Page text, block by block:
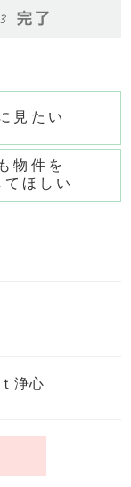
見たい
物件を
てほしい
浄心